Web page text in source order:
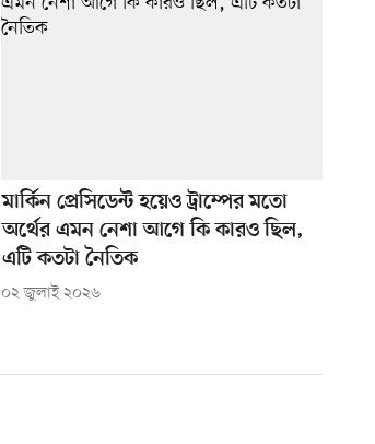
মার্কিন প্রেসিডেন্ট হয়েও ট্রাম্পের মতো
অর্থের এমন নেশা আগে কি কারও ছিল,
এটি কতটা নৈতিক
০২ জুলাই ২০২৬